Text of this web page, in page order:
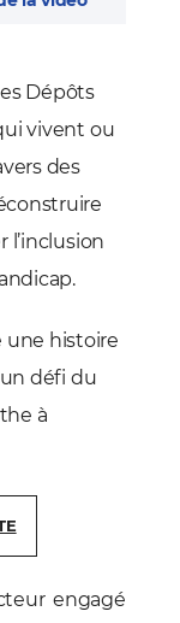
Dépôts
vivent ou
des
l’inclusion
une histoire
défi du
à
engagé